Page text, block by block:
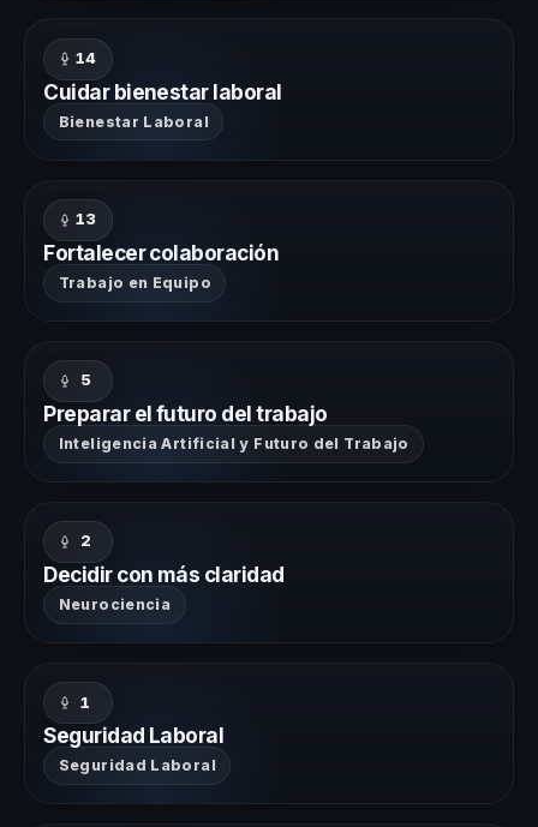
14
Cuidar bienestar laboral
Bienestar Laboral
13
Fortalecer colaboración
Trabajo en Equipo
5
Preparar el futuro del trabajo
Inteligencia Artificial y Futuro del Trabajo
2
Decidir con más claridad
Neurociencia
1
Seguridad Laboral
Seguridad Laboral